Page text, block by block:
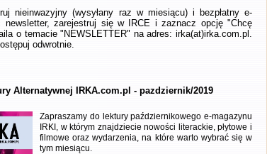
nieinwazyjny (wysyłany raz w miesiącu) i bezpłatny e-
zarejestruj się w IRCE i zaznacz opcję "Chcę
o temacie "NEWSLETTER" na adres: irka(at)irka.com.pl.
odwrotnie.
Alternatywnej IRKA.com.pl - pazdziernik/2019
Zapraszamy do lektury październikowego e-magazynu
IRKI, w którym znajdziecie nowości literackie, płytowe i
filmowe oraz wydarzenia, na które warto wybrać się w
tym miesiącu.